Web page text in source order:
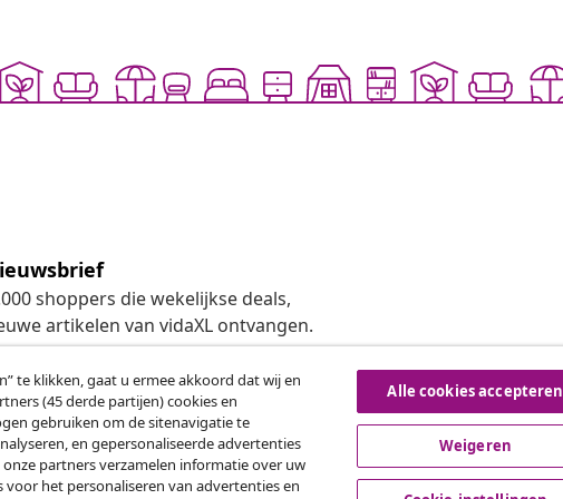
shoppers die wekelijkse deals,
artikelen van vidaXL ontvangen.
indienen
Herroeping van de overeenkomst
te klikken, gaat u ermee akkoord dat wij en
(45 derde partijen) cookies en
gebruiken om de sitenavigatie te
en gepersonaliseerde advertenties
partners verzamelen informatie over uw
het personaliseren van advertenties en
Alle cookies accepteren
Weigeren